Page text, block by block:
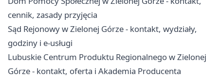
cennik, zasady przyjęcia
Sąd Rejonowy w Zielonej Górze - kontakt, wydziały,
godziny i e-usługi
Lubuskie Centrum Produktu Regionalnego w Zielonej
Górze - kontakt, oferta i Akademia Producenta